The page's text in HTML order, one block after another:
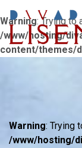
Warning: Trying to
/www/hosting/
content/themes/
Warning: Trying
/www/hosting/